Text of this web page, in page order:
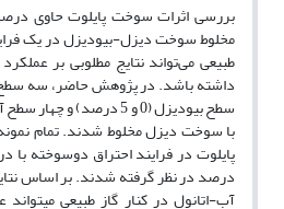
بررسی اثرات سوخت پایلوت حاوی
مخلوط سوخت دیزل-بیودیزل در یک
طبیعی می‌تواند نتایج مطلوبی بر
با سوخت دیزل مخلوط شدند. تمام
درصد در نظر گرفته شدند. بر اساس
آب-اتانول در کنار گاز طبیعی می­تواند